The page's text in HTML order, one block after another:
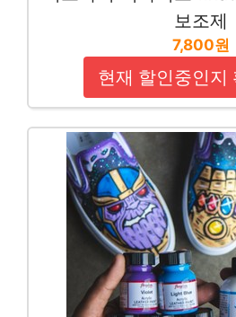
보조제
7,800원
현재 할인중인지